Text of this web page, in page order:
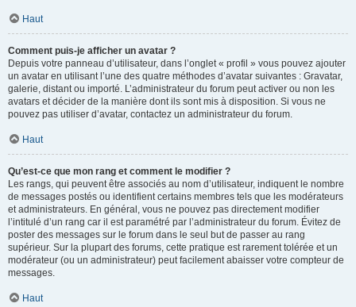
Haut
Comment puis-je afficher un avatar ?
Depuis votre panneau d’utilisateur, dans l’onglet « profil » vous pouvez ajouter
un avatar en utilisant l’une des quatre méthodes d’avatar suivantes : Gravatar,
galerie, distant ou importé. L’administrateur du forum peut activer ou non les
avatars et décider de la manière dont ils sont mis à disposition. Si vous ne
pouvez pas utiliser d’avatar, contactez un administrateur du forum.
Haut
Qu’est-ce que mon rang et comment le modifier ?
Les rangs, qui peuvent être associés au nom d’utilisateur, indiquent le nombre
de messages postés ou identifient certains membres tels que les modérateurs
et administrateurs. En général, vous ne pouvez pas directement modifier
l’intitulé d’un rang car il est paramétré par l’administrateur du forum. Évitez de
poster des messages sur le forum dans le seul but de passer au rang
supérieur. Sur la plupart des forums, cette pratique est rarement tolérée et un
modérateur (ou un administrateur) peut facilement abaisser votre compteur de
messages.
Haut